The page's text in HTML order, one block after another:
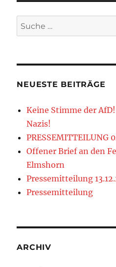
Suche
nach:
NEUESTE BEITRÄGE
Keine Stimme der
Nazis!
PRESSEMITTEILUNG
Offener Brief an den
Elmshorn
Pressemitteilung
Pressemitteilung
ARCHIV